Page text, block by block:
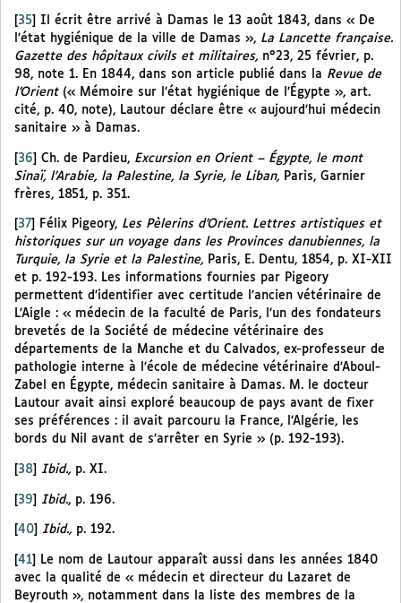
35
Il écrit être arrivé à Damas le 13 août 1843, dans « De
l’état hygiénique de la ville de Damas », La Lancette française.
Gazette des hôpitaux civils et militaires, n°23, 25 février, p.
98, note 1. En 1844, dans son article publié dans la Revue de
l’Orient (« Mémoire sur l’état hygiénique de l’Égypte », art.
cité, p. 40, note), Lautour déclare être « aujourd’hui médecin
sanitaire » à Damas.
[36] Ch. de Pardieu, Excursion en Orient – Égypte, le mont
Sinaï, l’Arabie, la Palestine, la Syrie, le Liban, Paris, Garnier
frères, 1851, p. 351.
37 Félix Pigeory, Les Pèlerins d’Orient. Lettres artistiques et
historiques sur un voyage dans les Provinces danubiennes, la
Turquie, la Syrie et la Palestine, Paris, E. Dentu, 1854, p. XI-XII
et p. 192-193. Les informations fournies par Pigeory
permettent d’identifier avec certitude l’ancien vétérinaire de
L’Aigle : « médecin de la faculté de Paris, l’un des fondateurs
brevetés de la Société de médecine vétérinaire des
départements de la Manche et du Calvados, ex-professeur de
pathologie interne à l’école de médecine vétérinaire d’Aboul-
Zabel en Égypte, médecin sanitaire à Damas. M. le docteur
Lautour avait ainsi exploré beaucoup de pays avant de fixer
ses préférences : il avait parcouru la France, l’Algérie, les
bords du Nil avant de s’arrêter en Syrie » (p. 192-193).
38 Ibid., p. XI.
[39] Ibid., p. 196.
40 Ibid., p. 192.
[41]
Le nom de Lautour apparaît aussi dans les années 1840
avec la qualité de « médecin et directeur du Lazaret de
Beyrouth », notamment dans la liste des membres de la